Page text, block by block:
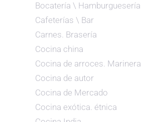
Bocatería \ Hamburguesería
Cafeterías \ Bar
Carnes. Brasería
Cocina china
Cocina de arroces. Marinera
Cocina de autor
Cocina de Mercado
Cocina exótica. étnica